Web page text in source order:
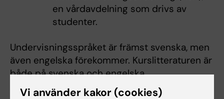
en vårdavdelning som drivs av
studenter.
Undervisningsspråket är främst svenska, men
även engelska förekommer. Kurslitteraturen är
både på svenska och engelska.
Vi använder kakor (cookies)